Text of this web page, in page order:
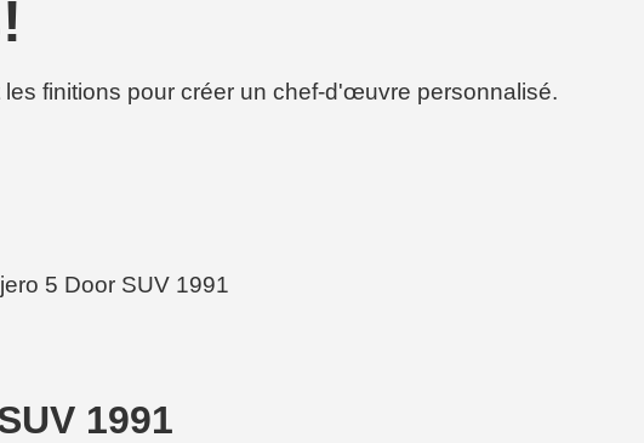
finitions pour créer un chef-d'œuvre personnalisé.
1991